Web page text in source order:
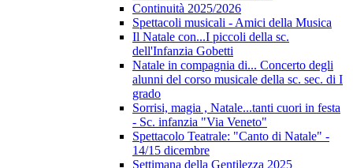
Continuità 2025/2026
Spettacoli musicali - Amici della Musica
Il Natale con...I piccoli della sc.
dell'Infanzia Gobetti
Natale in compagnia di... Concerto degli
alunni del corso musicale della sc. sec. di I
grado
Sorrisi, magia , Natale...tanti cuori in festa
- Sc. infanzia "Via Veneto"
Spettacolo Teatrale: "Canto di Natale" -
14/15 dicembre
Settimana della Gentilezza 2025